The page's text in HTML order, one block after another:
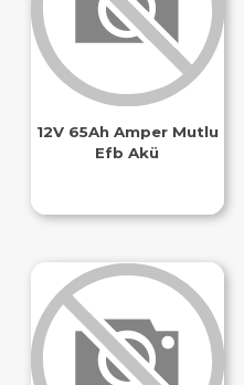
12V 65Ah Amper Mutlu
Efb Akü